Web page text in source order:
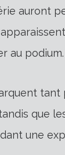
auront
au podium.
que
une